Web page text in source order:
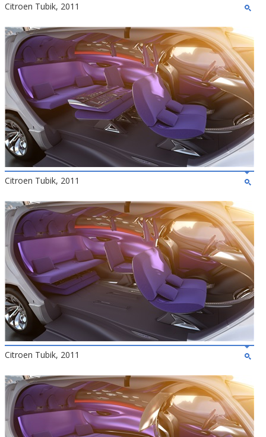
Citroen Tubik, 2011
Citroen Tubik, 2011
Citroen Tubik, 2011